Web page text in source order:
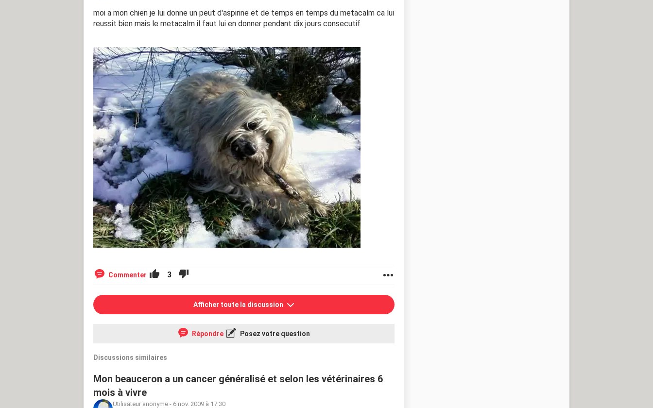
moi a mon chien je lui donne un peut d'aspirine et de temps en temps du metacalm ca lui
reussit bien mais le metacalm il faut lui en donner pendant dix jours consecutif
Commenter 3
Afficher toute la discussion
Répondre Posez votre question
Discussions similaires
Mon beauceron a un cancer généralisé et selon les vétérinaires 6
mois à vivre
Utilisateur anonyme - 6 nov. 2009 à 17:30